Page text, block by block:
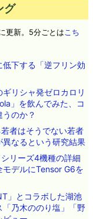
グ
更新。5分ごとはこち
低下する「逆フリン効
リシャ発ゼロカロリ
」を飲んでみた、コ
のか？
者はそうでない若者
異なるという研究結果
リーズ4機種の詳細
モデルにTensor G6を
」とコラボした湖池
乃木ののり塩」「野